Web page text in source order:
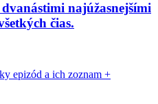
najúžasnejšími
čias.